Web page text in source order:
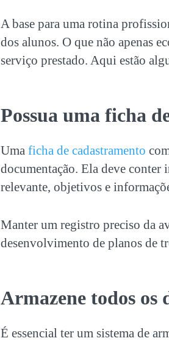
A base para uma rotina
dos alunos. O que não apenas
serviço prestado. Aqui estão
Possua uma ficha
Uma ficha de cadastramento
documentação. Ela deve conter
relevante, objetivos e
Manter um registro preciso da
desenvolvimento de planos de
Armazene todos os
É essencial ter um sistema de